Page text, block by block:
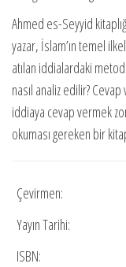
Ahmed es-Seyyid
yazar, İslam’ın temel
atılan iddialardaki
nasıl analiz edilir?
iddiaya cevap vermek
okuması gereken bir
Çevirmen:
Yayın Tarihi:
ISBN: